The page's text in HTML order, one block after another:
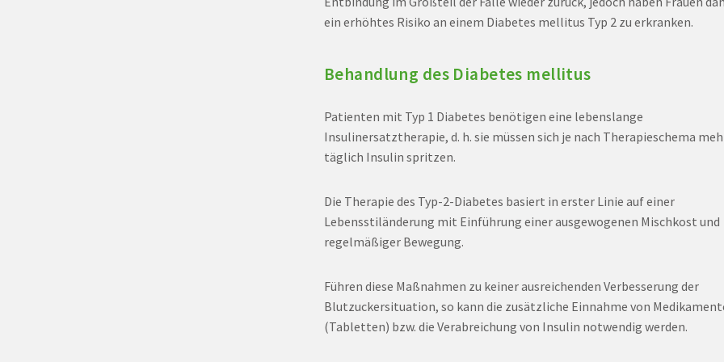
ein erhöhtes Risiko an einem Diabetes mellitus Typ 2 zu erkranken.
Behandlung des Diabetes mellitus
Patienten mit Typ 1 Diabetes benötigen eine lebenslange
Insulinersatztherapie, d. h. sie müssen sich je nach Therapieschema
täglich Insulin spritzen.
Die Therapie des Typ-2-Diabetes basiert in erster Linie auf einer
Lebensstiländerung mit Einführung einer ausgewogenen Mischkost und
regelmäßiger Bewegung.
Führen diese Maßnahmen zu keiner ausreichenden Verbesserung der
Blutzuckersituation, so kann die zusätzliche Einnahme von
(Tabletten) bzw. die Verabreichung von Insulin notwendig werden.